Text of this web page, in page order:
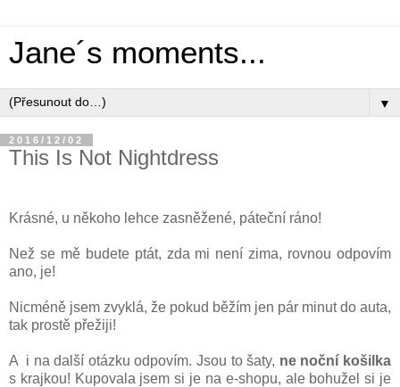
Jane´s moments...
▼
2016/12/02
This Is Not Nightdress
Krásné, u někoho lehce zasněžené, páteční ráno!
Než se mě budete ptát, zda mi není zima, rovnou odpovím
ano, je!
Nicméně jsem zvyklá, že pokud běžím jen pár minut do auta,
tak prostě přežiji!
A i na další otázku odpovím. Jsou to šaty, ne noční košilka
s krajkou! Kupovala jsem si je na e-shopu, ale bohužel si je